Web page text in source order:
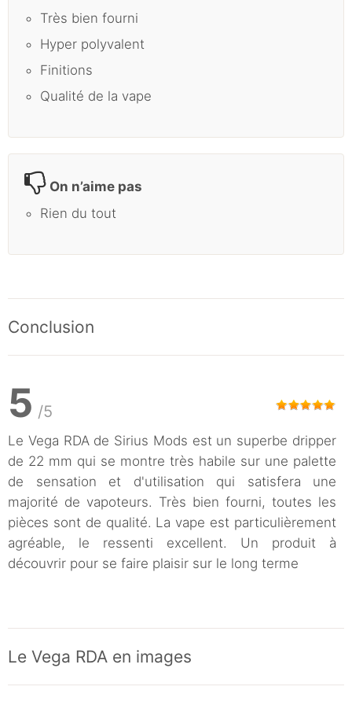
Très bien fourni
Hyper polyvalent
Finitions
Qualité de la vape
On n’aime pas
Rien du tout
Conclusion
5 /5
Le Vega RDA de Sirius Mods est un superbe dripper
de 22 mm qui se montre très habile sur une palette
de sensation et d'utilisation qui satisfera une
majorité de vapoteurs. Très bien fourni, toutes les
pièces sont de qualité. La vape est particulièrement
agréable, le ressenti excellent. Un produit à
découvrir pour se faire plaisir sur le long terme
Le Vega RDA en images